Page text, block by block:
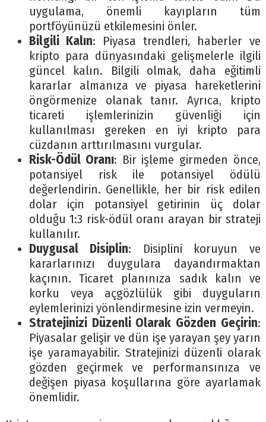
uygulama, önemli kayıpların tüm
portföyünüzü etkilemesini önler.
Bilgili Kalın: Piyasa trendleri, haberler ve
kripto para dünyasındaki gelişmelerle ilgili
güncel kalın. Bilgili olmak, daha eğitimli
kararlar almanıza ve piyasa hareketlerini
öngörmenize olanak tanır. Ayrıca, kripto
ticareti işlemlerinizin güvenliği için
kullanılması gereken en iyi kripto para
cüzdanın arttırılmasını vurgular.
Risk-Ödül Oranı: Bir işleme girmeden önce,
potansiyel risk ile potansiyel ödülü
değerlendirin. Genellikle, her bir risk edilen
dolar için potansiyel getirinin üç dolar
olduğu 1:3 risk-ödül oranı arayan bir strateji
kullanılır.
Duygusal Disiplin: Disiplini koruyun ve
kararlarınızı duygulara dayandırmaktan
kaçının. Ticaret planınıza sadık kalın ve
korku veya açgözlülük gibi duyguların
eylemlerinizi yönlendirmesine izin vermeyin.
Stratejinizi Düzenli Olarak Gözden Geçirin:
Piyasalar gelişir ve dün işe yarayan şey yarın
işe yaramayabilir. Stratejinizi düzenli olarak
gözden geçirmek ve performansınıza ve
değişen piyasa koşullarına göre ayarlamak
önemlidir.